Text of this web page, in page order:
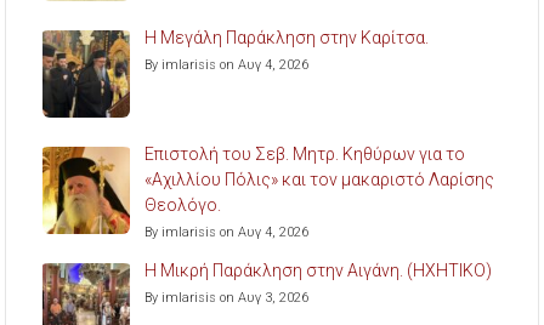
Η Μεγάλη Παράκληση στην Καρίτσα.
By imlarisis on Αυγ 4, 2026
Επιστολή του Σεβ. Μητρ. Κηθύρων για το
«Αχιλλίου Πόλις» και τον μακαριστό Λαρίσης
Θεολόγο.
By imlarisis on Αυγ 4, 2026
Η Μικρή Παράκληση στην Αιγάνη. (ΗΧΗΤΙΚΟ)
By imlarisis on Αυγ 3, 2026